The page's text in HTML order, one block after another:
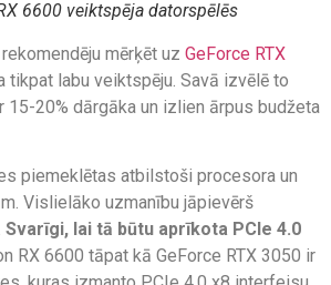
6600 veiktspēja datorspēlēs
mērķēt uz GeForce RTX
tikpat labu veiktspēju. Savā izvēlē to
15-20% dārgāka un izlien ārpus budžeta
piemeklētas atbilstoši procesora un
Vislielāko uzmanību jāpievērš
Svarīgi, lai tā būtu aprīkota PCIe 4.0
RX 6600 tāpat kā GeForce RTX 3050 ir